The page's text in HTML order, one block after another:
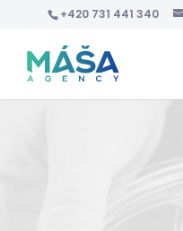
+420 731 441 340